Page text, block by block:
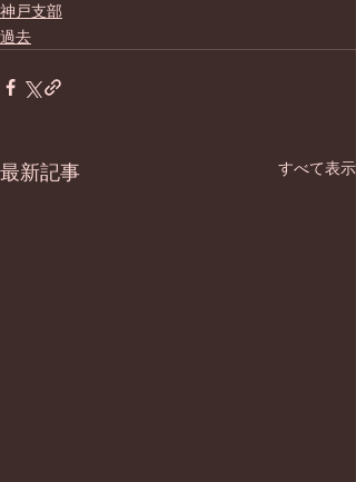
神戸支部
過去
最新記事 すべて表示